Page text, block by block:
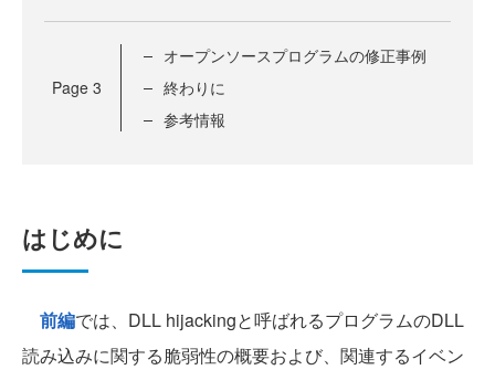
Page 3
オープンソースプログラムの修正事例
終わりに
参考情報
はじめに
前編では、DLL hijackingと呼ばれるプログラムのDLL
読み込みに関する脆弱性の概要および、関連するイベン